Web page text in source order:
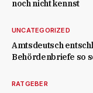
noch nicht kennst
UNCATEGORIZED
Amtsdeutsch
Behördenbriefe so
RATGEBER